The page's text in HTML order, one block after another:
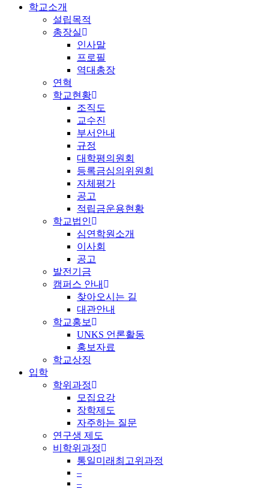
학교소개
설립목적
총장실
인사말
프로필
역대총장
연혁
학교현황
조직도
교수진
부서안내
규정
대학평의원회
등록금심의위원회
자체평가
공고
적립금운용현황
학교법인
심연학원소개
이사회
공고
발전기금
캠퍼스 안내
찾아오시는 길
대관안내
학교홍보
UNKS 언론활동
홍보자료
학교상징
입학
학위과정
모집요강
장학제도
자주하는 질문
연구생 제도
비학위과정
통일미래최고위과정
–
–